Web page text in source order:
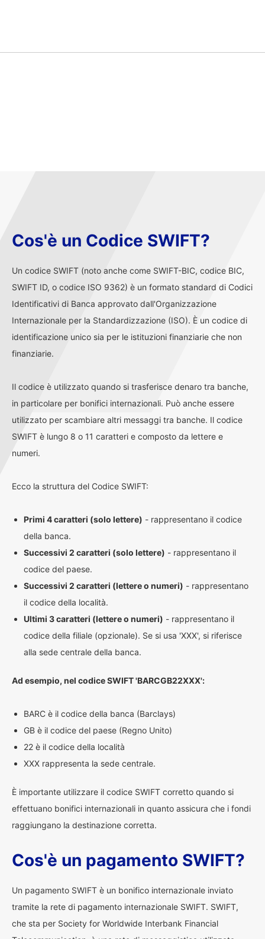
Cos'è un Codice SWIFT?
Un codice SWIFT (noto anche come SWIFT-BIC, codice BIC,
SWIFT ID, o codice ISO 9362) è un formato standard di Codici
Identificativi di Banca approvato dall'Organizzazione
Internazionale per la Standardizzazione (ISO). È un codice di
identificazione unico sia per le istituzioni finanziarie che non
finanziarie.
Il codice è utilizzato quando si trasferisce denaro tra banche,
in particolare per bonifici internazionali. Può anche essere
utilizzato per scambiare altri messaggi tra banche. Il codice
SWIFT è lungo 8 o 11 caratteri e composto da lettere e
numeri.
Ecco la struttura del Codice SWIFT:
Primi 4 caratteri (solo lettere) - rappresentano il codice
della banca.
Successivi 2 caratteri (solo lettere) - rappresentano il
codice del paese.
Successivi 2 caratteri (lettere o numeri) - rappresentano
il codice della località.
Ultimi 3 caratteri (lettere o numeri) - rappresentano il
codice della filiale (opzionale). Se si usa 'XXX', si riferisce
alla sede centrale della banca.
Ad esempio, nel codice SWIFT 'BARCGB22XXX':
BARC è il codice della banca (Barclays)
GB è il codice del paese (Regno Unito)
22 è il codice della località
XXX rappresenta la sede centrale.
È importante utilizzare il codice SWIFT corretto quando si
effettuano bonifici internazionali in quanto assicura che i fondi
raggiungano la destinazione corretta.
Cos'è un pagamento SWIFT?
Un pagamento SWIFT è un bonifico internazionale inviato
tramite la rete di pagamento internazionale SWIFT. SWIFT,
che sta per Society for Worldwide Interbank Financial